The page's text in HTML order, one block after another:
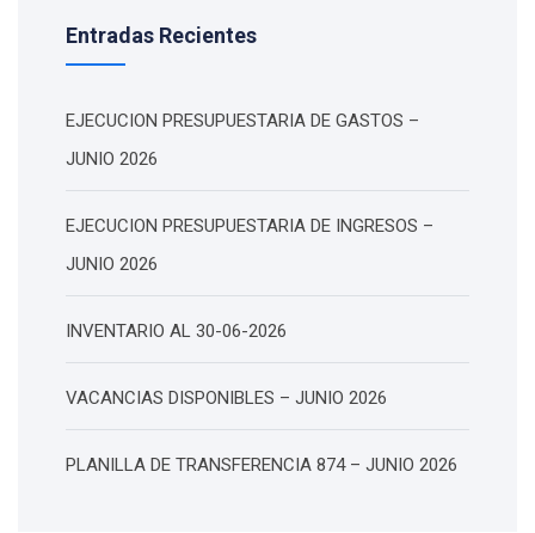
Entradas Recientes
EJECUCION PRESUPUESTARIA DE GASTOS –
JUNIO 2026
EJECUCION PRESUPUESTARIA DE INGRESOS –
JUNIO 2026
INVENTARIO AL 30-06-2026
VACANCIAS DISPONIBLES – JUNIO 2026
PLANILLA DE TRANSFERENCIA 874 – JUNIO 2026